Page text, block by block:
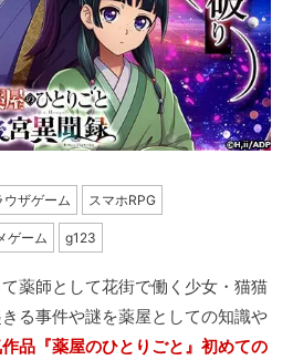
ウザゲーム スマホRPG
ゲーム g123
薬師として花街で働く少女・猫猫
きる事件や謎を薬屋としての知識や
品『薬屋のひとりごと』初めての